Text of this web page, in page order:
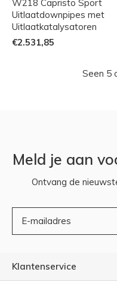
W218 Capristo Sport
Uitlaatdownpipes met
Uitlaatkatalysatoren
€2.531,85
Seen 5
Meld je aan
Ontvang de
Klantenservice